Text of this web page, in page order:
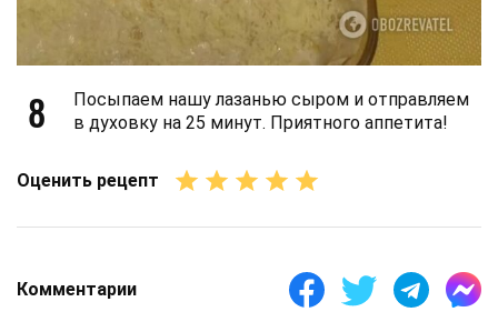
8
Посыпаем нашу лазанью сыром и отправляем
в духовку на 25 минут. Приятного аппетита!
Оценить рецепт
Комментарии